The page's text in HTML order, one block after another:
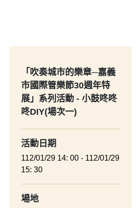
「吹奏城市的樂章─嘉義
市國際管樂節30週年特
展」系列活動 - 小鼓咚咚
咚DIY(場次一)
活動日期
112/01/29 14: 00 - 112/01/29
15: 30
場地